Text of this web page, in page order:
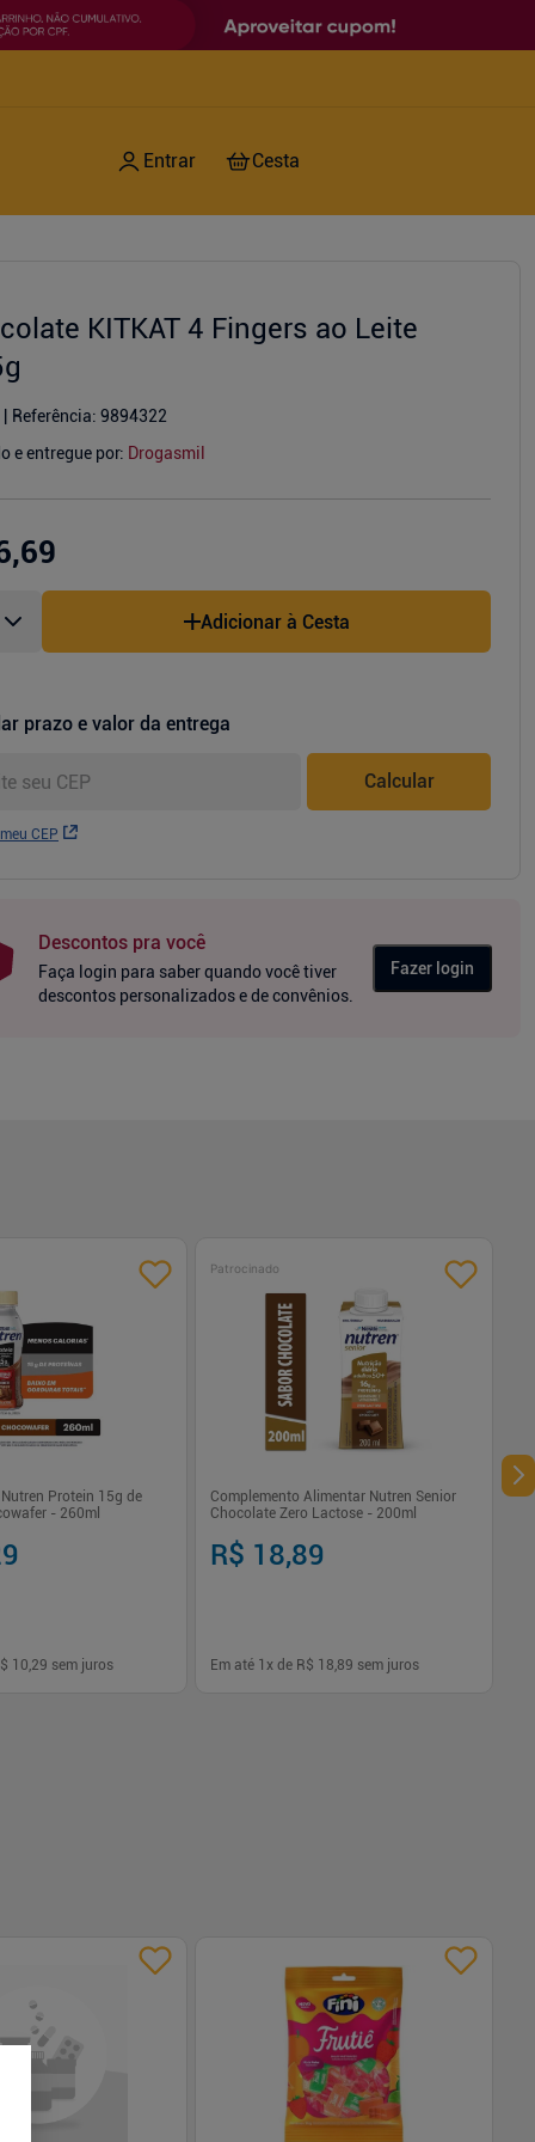
KITKAT 4 Fingers ao Leite
Referência: 9894322
e entregue por: Drogasmil
Adicionar à Cesta
prazo e valor da entrega
CEP
Calcular
Descontos pra você
Faça login para saber quando você tiver
descontos personalizados e de convênios.
Fazer login
Protein 15g de
- 260ml
10,29 sem juros
Patrocinado
Complemento Alimentar Nutren Senior
Chocolate Zero Lactose - 200ml
R$ 18,89
Em até 1 x de R$ 18,89 sem juros